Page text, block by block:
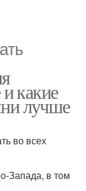
какие
лучше
во всех
Запада, в том